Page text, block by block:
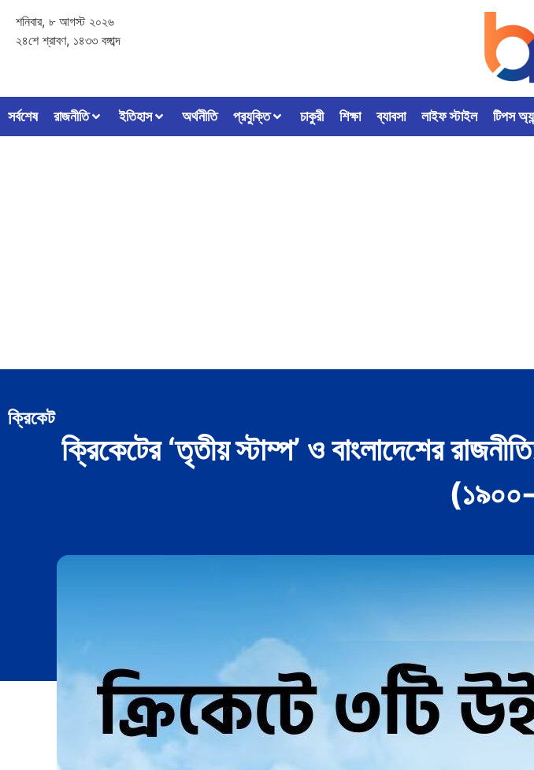
শনিবার, ৮ আগস্ট ২০২৬
২৪শে শ্রাবণ, ১৪৩৩ বঙ্গাব্দ
সর্বশেষ রাজনীতি ইতিহাস অর্থনীতি প্রযুক্তি চাকুরী শিক্ষা ব্যাবসা লাইফ স্টাইল টিপস
ক্রিকেট
ক্রিকেটের ‘তৃতীয় স্টাম্প’ ও বাংলাদেশের